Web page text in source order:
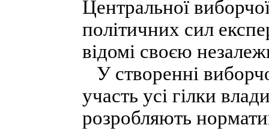
Центральної
політичних сил
відомі своєю
У створенні
участь усі гілки
розробляють